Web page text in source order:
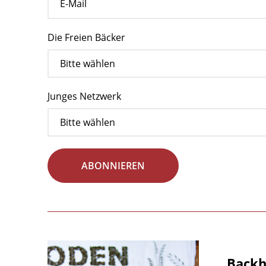
Die Freien Bäcker
Junges Netzwerk
ABONNIEREN